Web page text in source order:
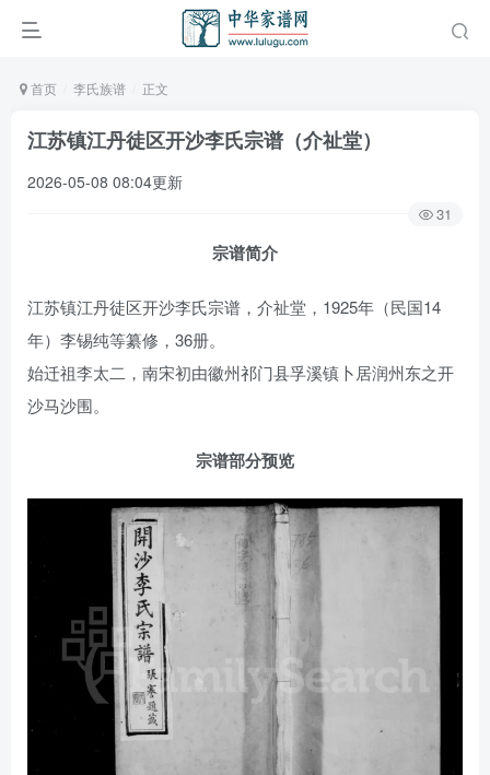
首页 李氏族谱 正文
江苏镇江丹徒区开沙李氏宗谱（介祉堂）
2026-05-08 08:04更新
31
宗谱简介
江苏镇江丹徒区开沙李氏宗谱，介祉堂，1925年（民国14
年）李锡纯等纂修，36册。
始迁祖李太二，南宋初由徽州祁门县孚溪镇卜居润州东之开
沙马沙围。
宗谱部分预览